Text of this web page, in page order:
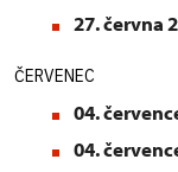
27. června
ČERVENEC
04.
04.